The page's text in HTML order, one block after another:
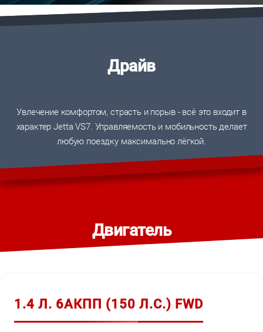
Драйв
Увлечение комфортом, страсть и порыв - всё это входит в
характер Jetta VS7. Управляемость и мобильность делает
любую поездку максимально лёгкой.
Двигатель
1.4 Л. 6АКПП (150 Л.С.) FWD